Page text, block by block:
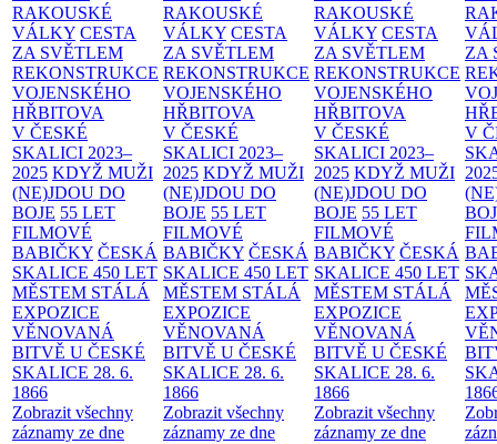
RAKOUSKÉ
VÁLKY CESTA
ZA SVĚTLEM
REKONSTRUKCE
VOJENSKÉHO
HŘBITOVA
V ČESKÉ
SKALICI 2023–
2025 KDYŽ MUŽI
(NE)JDOU DO
BOJE 55 LET
FILMOVÉ
BABIČKY ČESKÁ
SKALICE 450 LET
MĚSTEM STÁLÁ
EXPOZICE
VĚNOVANÁ
BITVĚ U ČESKÉ
SKALICE 28. 6.
1866
Zobrazit všechny
záznamy ze dne
RAKOUSKÉ
VÁLKY CESTA
ZA SVĚTLEM
REKONSTRUKCE
VOJENSKÉHO
HŘBITOVA
V ČESKÉ
SKALICI 2023–
2025 KDYŽ MUŽI
(NE)JDOU DO
BOJE 55 LET
FILMOVÉ
BABIČKY ČESKÁ
SKALICE 450 LET
MĚSTEM STÁLÁ
EXPOZICE
VĚNOVANÁ
BITVĚ U ČESKÉ
SKALICE 28. 6.
1866
Zobrazit všechny
záznamy ze dne
RAKOUSKÉ
VÁLKY CESTA
ZA SVĚTLEM
REKONSTRUKCE
VOJENSKÉHO
HŘBITOVA
V ČESKÉ
SKALICI 2023–
2025 KDYŽ MUŽI
(NE)JDOU DO
BOJE 55 LET
FILMOVÉ
BABIČKY ČESKÁ
SKALICE 450 LET
MĚSTEM STÁLÁ
EXPOZICE
VĚNOVANÁ
BITVĚ U ČESKÉ
SKALICE 28. 6.
1866
Zobrazit všechny
záznamy ze dne
ZA
V